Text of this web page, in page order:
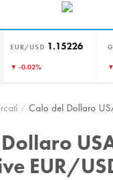
EUR/USD 1.15226
▼ -0.02%
Calo del Dollaro
EUR/